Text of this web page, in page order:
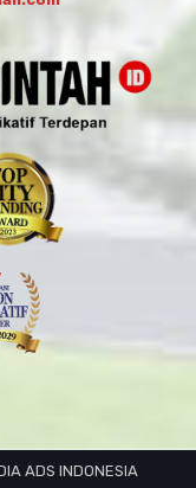
ADS INDONESIA